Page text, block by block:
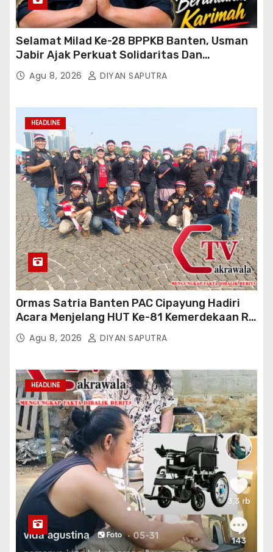
Selamat Milad Ke-28 BPPKB Banten, Usman
Jabir Ajak Perkuat Solidaritas Dan
Kebersamaan
Agu 8, 2026 DIYAN SAPUTRA
HEADLINE
Ormas Satria Banten PAC Cipayung Hadiri
Acara Menjelang HUT Ke-81 Kemerdekaan RI
Di Silang Monas
Agu 8, 2026 DIYAN SAPUTRA
HEADLINE